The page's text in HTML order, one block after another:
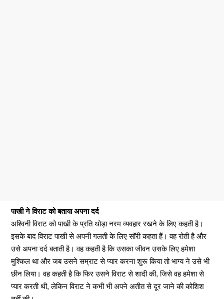
पाखी ने विराट को बताया अपना दर्द
अश्विनी विराट को पाखी के प्रति थोड़ा नरम व्यवहार रखने के लिए कहती है।
इसके बाद विराट पाखी से अपनी गलती के लिए सॉरी कहता हैं। वह रोती है और
उसे अपना दर्द बताती है। वह कहती है कि उसका जीवन उसके लिए हमेशा
मुश्किल था और जब उसने सम्राट से प्यार करना शुरू किया तो भाग्य ने उसे भी
छीन लिया। वह कहती है कि फिर उसने विराट से शादी की, जिसे वह हमेशा से
प्यार करती थी, लेकिन विराट ने कभी भी अपने अतीत से दूर जाने की कोशिश